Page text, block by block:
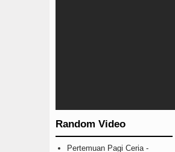
Random Video
Pertemuan Pagi Ceria -